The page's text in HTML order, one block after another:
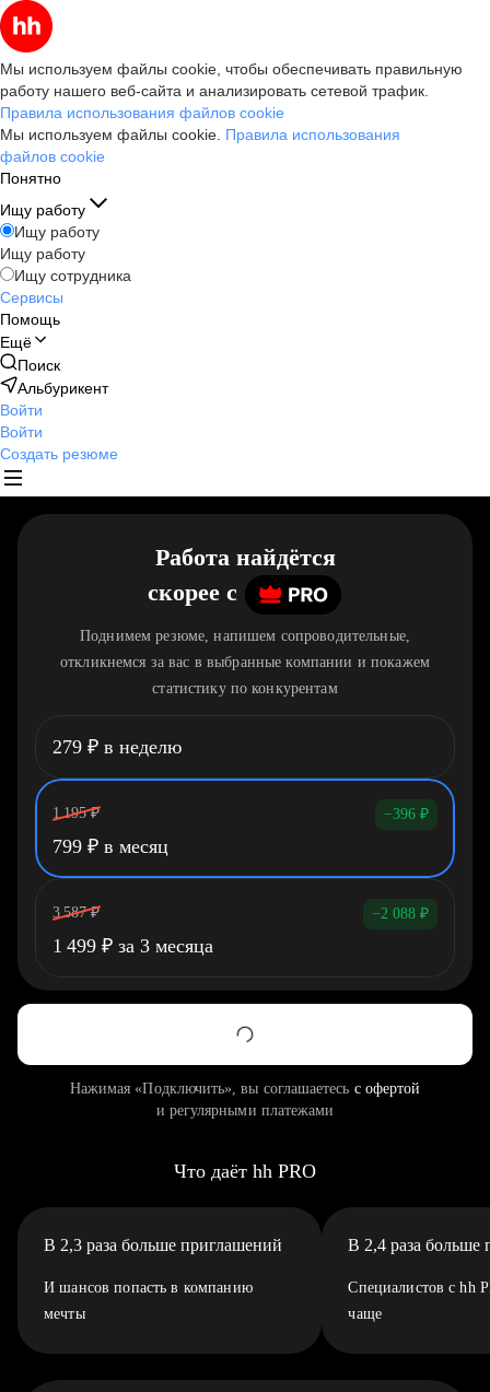
Мы используем файлы cookie, чтобы обеспечивать правильную
работу нашего веб-сайта и анализировать сетевой трафик.
Правила использования файлов cookie
Мы используем файлы cookie. Правила использования
файлов cookie
Понятно
Ищу работу
Ищу работу
Ищу работу
Ищу сотрудника
Сервисы
Помощь
Ещё
Поиск
Альбурикент
Войти
Войти
Создать резюме
Работа найдётся
скорее c
Поднимем резюме, напишем сопроводительные,
откликнемся за вас в выбранные компании и покажем
статистику по конкурентам
279 ₽ в неделю
1 195 ₽ −396 ₽
799 ₽ в месяц
3 587 ₽ −2 088 ₽
1 499 ₽ за 3 месяца
Нажимая «Подключить», вы соглашаетесь с офертой
и регулярными платежами
Что даёт hh PRO
В 2,3 раза больше приглашений
И шансов попасть в компанию
мечты
В 2,4 раза больше
Специалистов с hh
чаще